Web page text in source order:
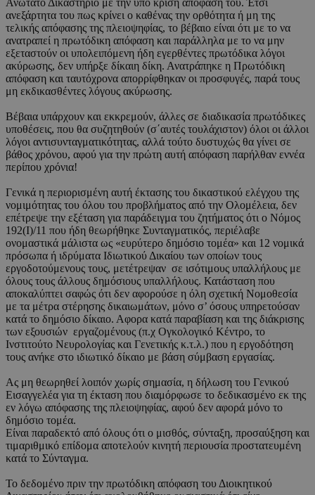
Ανώτατο Δικαστήριο με την υπό κρίση απόφαση του. Έτσι
ανεξάρτητα του πως κρίνει ο καθένας την ορθότητα ή μη της
τελικής απόφασης της πλειοψηφίας, το βέβαιο είναι ότι με το να
ανατραπεί η πρωτόδικη απόφαση και παράλληλα με το να μην
εξεταστούν οι υπολειπόμενη ήδη εγερθέντες πρωτόδικα λόγοι
ακύρωσης, δεν υπήρξε δίκαιη δίκη. Ανατράπηκε η Πρωτόδικη
απόφαση και ταυτόχρονα απορρίφθηκαν οι προσφυγές, παρά τους
μη εκδικασθέντες λόγους ακύρωσης.
Βέβαια υπάρχουν και εκκρεμούν, άλλες σε διαδικασία πρωτόδικες
υποθέσεις, που θα συζητηθούν (σ΄αυτές τουλάχιστον) όλοι οι άλλοι
λόγοι αντισυνταγματικότητας, αλλά τούτο δυστυχώς θα γίνει σε
βάθος χρόνου, αφού για την πρώτη αυτή απόφαση παρήλθαν εννέα
περίπου χρόνια!
Γενικά η περιορισμένη αυτή έκτασης του δικαστικού ελέγχου της
νομιμότητας του όλου του προβλήματος από την Ολομέλεια, δεν
επέτρεψε την εξέταση για παράδειγμα του ζητήματος ότι ο Νόμος
192(Ι)/11 που ήδη θεωρήθηκε Συνταγματικός, περιέλαβε
ονομαστικά μάλιστα ως «ευρύτερο δημόσιο τομέα» και 12 νομικά
πρόσωπα ή ιδρύματα Ιδιωτικού Δικαίου των οποίων τους
εργοδοτούμενους τους, μετέτρεψαν σε ισότιμους υπαλλήλους με
όλους τους άλλους δημόσιους υπαλλήλους. Κατάσταση που
αποκαλύπτει σαφώς ότι δεν αφορούσε η όλη σχετική Νομοθεσία
με τα μέτρα στέρησης δικαιωμάτων, μόνο σ’ όσους υπηρετούσαν
κατά το δημόσιο δίκαιο. Αφορα κατά παραβίαση και της διάκρισης
των εξουσιών εργαζομένους (π.χ Ογκολογικό Κέντρο, το
Ινστιτούτο Νευρολογίας και Γενετικής κ.τ.λ.) που η εργοδότηση
τους ανήκε στο ιδιωτικό δίκαιο με βάση σύμβαση εργασίας.
Ας μη θεωρηθεί λοιπόν χωρίς σημασία, η δήλωση του Γενικού
Εισαγγελέα για τη έκταση που διαμόρφωσε το δεδικασμένο εκ της
εν λόγω απόφασης της πλειοψηφίας, αφού δεν αφορά μόνο το
δημόσιο τομέα.
Είναι παραδεκτό από όλους ότι ο μισθός, σύνταξη, προσαύξηση και
τιμαριθμικό επίδομα αποτελούν κινητή περιουσία προστατευμένη
κατά το Σύνταγμα.
Το δεδομένο πριν την πρωτόδικη απόφαση του Διοικητικού